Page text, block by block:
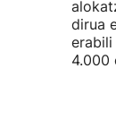
dirua
erabili
4.000